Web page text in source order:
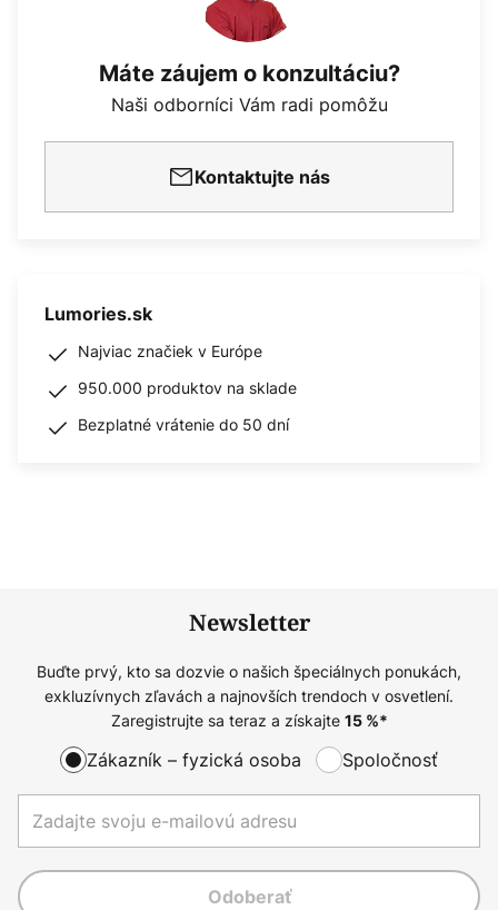
Máte záujem o konzultáciu?
Naši odborníci Vám radi pomôžu
Kontaktujte nás
Lumories.sk
Najviac značiek v Európe
950.000 produktov na sklade
Bezplatné vrátenie do 50 dní
Newsletter
Buďte prvý, kto sa dozvie o našich špeciálnych ponukách,
exkluzívnych zľavách a najnovších trendoch v osvetlení.
Zaregistrujte sa teraz a získajte 15%*
Zákazník – fyzická osoba Spoločnosť
Odoberať